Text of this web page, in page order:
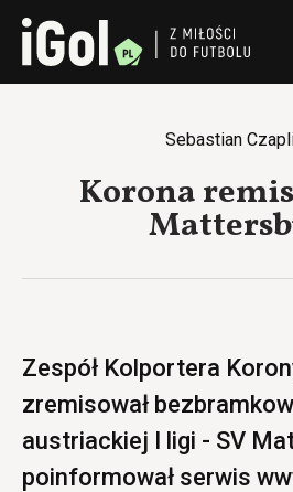
Sebastian
Korona
Zespół Kolportera
zremisował
austriackiej I ligi - SV
poinformował serwis